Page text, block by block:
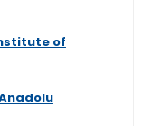
of